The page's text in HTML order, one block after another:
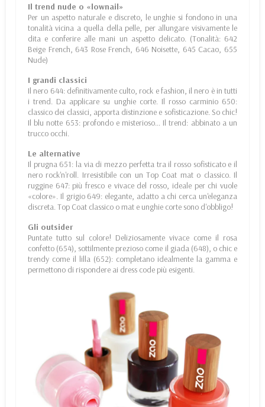
Il trend nude o «lownail»
Per un aspetto naturale e discreto, le unghie si fondono in una
tonalità vicina a quella della pelle, per allungare visivamente le
dita e conferire alle mani un aspetto delicato. (Tonalità: 642
Beige French, 643 Rose French, 646 Noisette, 645 Cacao, 655
Nude)
I grandi classici
Il nero 644: definitivamente culto, rock e fashion, il nero è in tutti
i trend. Da applicare su unghie corte. Il rosso carminio 650:
classico dei classici, apporta distinzione e sofisticazione. So chic!
Il blu notte 653: profondo e misterioso… Il trend: abbinato a un
trucco occhi.
Le alternative
Il prugna 651: la via di mezzo perfetta tra il rosso sofisticato e il
nero rock'n'roll. Irresistibile con un Top Coat mat o classico. Il
ruggine 647: più fresco e vivace del rosso, ideale per chi vuole
«colore». Il grigio 649: elegante, adatto a chi cerca un'eleganza
discreta. Top Coat classico o mat e unghie corte sono d'obbligo!
Gli outsider
Puntate tutto sul colore! Deliziosamente vivace come il rosa
confetto (654), sottilmente prezioso come il giada (648), o chic e
trendy come il lilla (652): completano idealmente la gamma e
permettono di rispondere ai dress code più esigenti.